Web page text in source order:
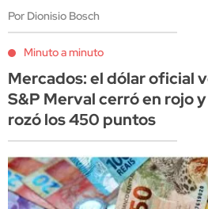
Por Dionisio Bosch
Minuto a minuto
Mercados: el dólar oficial
S&P Merval cerró en rojo
rozó los 450 puntos